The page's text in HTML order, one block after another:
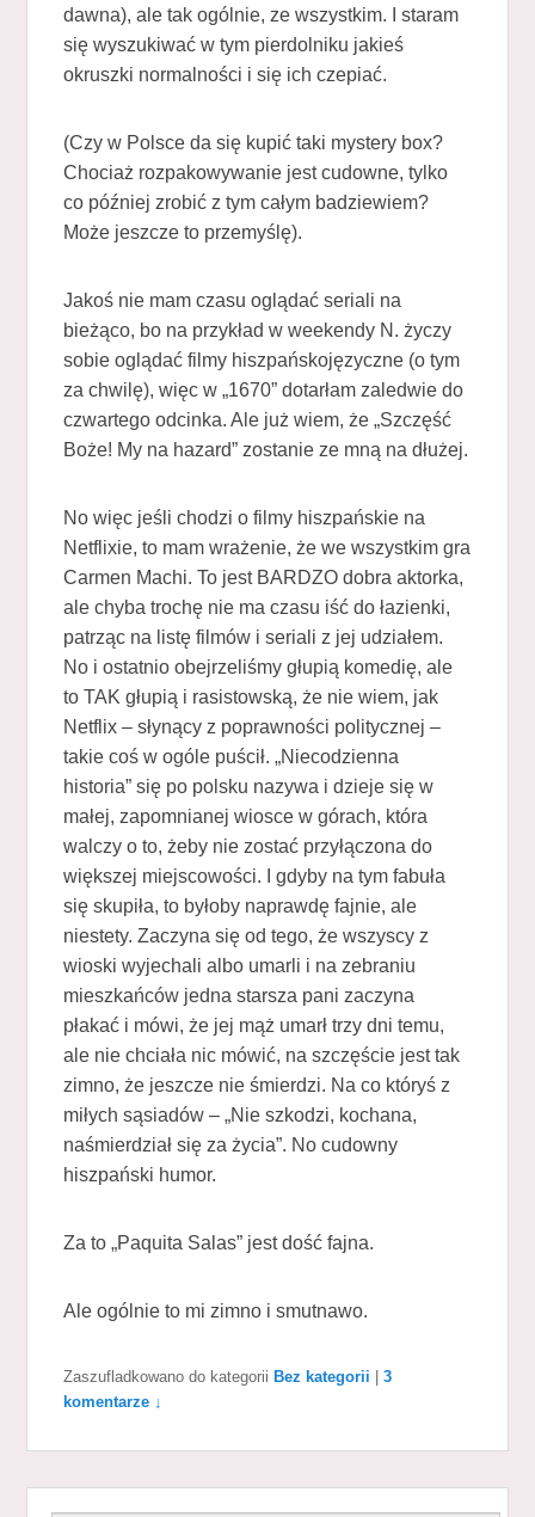
dawna), ale tak ogólnie, ze wszystkim. I staram
się wyszukiwać w tym pierdolniku jakieś
okruszki normalności i się ich czepiać.
(Czy w Polsce da się kupić taki mystery box?
Chociaż rozpakowywanie jest cudowne, tylko
co później zrobić z tym całym badziewiem?
Może jeszcze to przemyślę).
Jakoś nie mam czasu oglądać seriali na
bieżąco, bo na przykład w weekendy N. życzy
sobie oglądać filmy hiszpańskojęzyczne (o tym
za chwilę), więc w „1670” dotarłam zaledwie do
czwartego odcinka. Ale już wiem, że „Szczęść
Boże! My na hazard” zostanie ze mną na dłużej.
No więc jeśli chodzi o filmy hiszpańskie na
Netflixie, to mam wrażenie, że we wszystkim gra
Carmen Machi. To jest BARDZO dobra aktorka,
ale chyba trochę nie ma czasu iść do łazienki,
patrząc na listę filmów i seriali z jej udziałem.
No i ostatnio obejrzeliśmy głupią komedię, ale
to TAK głupią i rasistowską, że nie wiem, jak
Netflix – słynący z poprawności politycznej –
takie coś w ogóle puścił. „Niecodzienna
historia” się po polsku nazywa i dzieje się w
małej, zapomnianej wiosce w górach, która
walczy o to, żeby nie zostać przyłączona do
większej miejscowości. I gdyby na tym fabuła
się skupiła, to byłoby naprawdę fajnie, ale
niestety. Zaczyna się od tego, że wszyscy z
wioski wyjechali albo umarli i na zebraniu
mieszkańców jedna starsza pani zaczyna
płakać i mówi, że jej mąż umarł trzy dni temu,
ale nie chciała nic mówić, na szczęście jest tak
zimno, że jeszcze nie śmierdzi. Na co któryś z
miłych sąsiadów – „Nie szkodzi, kochana,
naśmierdział się za życia”. No cudowny
hiszpański humor.
Za to „Paquita Salas” jest dość fajna.
Ale ogólnie to mi zimno i smutnawo.
Zaszufladkowano do kategorii Bez kategorii |3
komentarze ↓